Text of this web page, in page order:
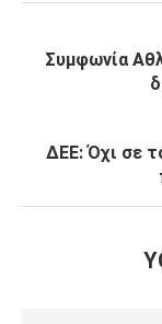
Συμφωνία
ΔΕΕ: Όχι σε